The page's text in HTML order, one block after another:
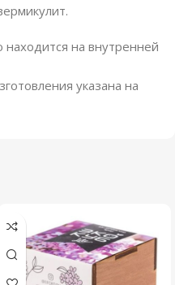
на внутренней
указана на